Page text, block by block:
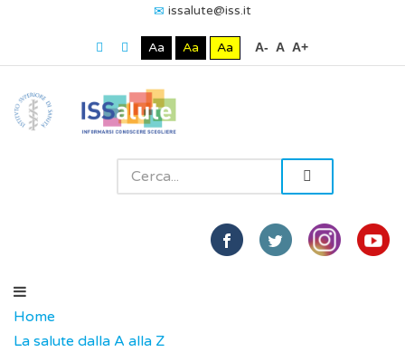
issalute@iss.it
Aa Aa Aa A- A A+
Home
La salute dalla A alla Z